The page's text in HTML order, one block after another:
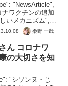
"NewsArticle",
ワクチンの追加
いメカニズム",
桑野 一哉
ん コロナワ
の大切さを知
"シソンヌ・じ